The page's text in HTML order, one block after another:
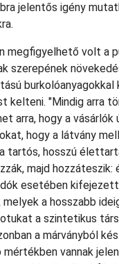
jelentős igény
megfigyelhető volt a
szerepének
burkolóanyagokkal
kelteni. "Mindig arra
arra, hogy a vásárlók
hogy a látvány
tartós, hosszú
majd hozzáteszik:
esetében
melyek a hosszabb
a szintetikus
a márványból
vannak